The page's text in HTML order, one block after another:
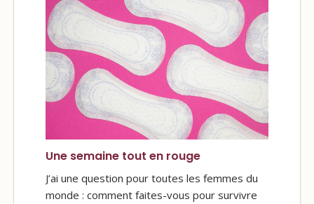
Une semaine tout en rouge
J’ai une question pour toutes les femmes du
monde : comment faites-vous pour survivre